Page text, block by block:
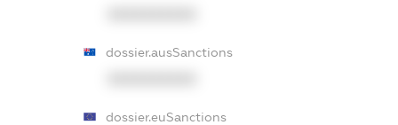
dossier.ausSanctions
dossier.euSanctions